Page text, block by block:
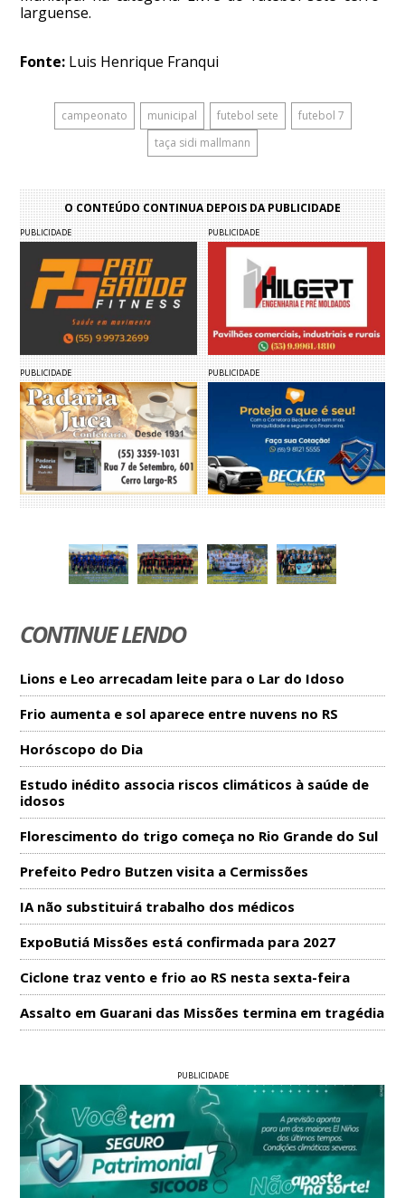
larguense.
Fonte: Luis Henrique Franqui
campeonato municipal futebol sete
futebol 7
taça sidi mallmann
O CONTEÚDO CONTINUA DEPOIS DA PUBLICIDADE
PUBLICIDADE PUBLICIDADE
PUBLICIDADE PUBLICIDADE
CONTINUE LENDO
Lions e Leo arrecadam leite para o Lar do Idoso
Frio aumenta e sol aparece entre nuvens no RS
Horóscopo do Dia
Estudo inédito associa riscos climáticos à saúde de
idosos
Florescimento do trigo começa no Rio Grande do Sul
Prefeito Pedro Butzen visita a Cermissões
IA não substituirá trabalho dos médicos
ExpoButiá Missões está confirmada para 2027
Ciclone traz vento e frio ao RS nesta sexta-feira
Assalto em Guarani das Missões termina em tragédia
PUBLICIDADE